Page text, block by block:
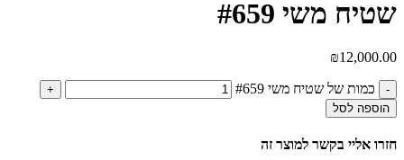
שטיח משי #659
₪12,000.00
כמות של שטיח משי #659
הוספה לסל
חזרו אליי בקשר למוצר זה